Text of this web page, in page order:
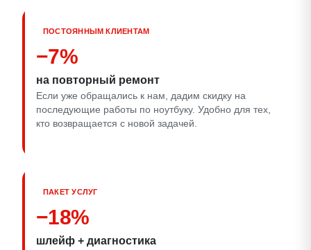
ПОСТОЯННЫМ КЛИЕНТАМ
−7%
на повторный ремонт
Если уже обращались к нам, дадим скидку на
последующие работы по ноутбуку. Удобно для тех,
кто возвращается с новой задачей.
ПАКЕТ УСЛУГ
−18%
шлейф + диагностика